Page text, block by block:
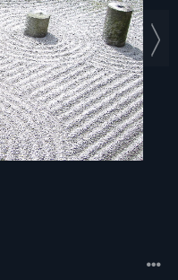
Cá nhân Năng lực Tuyển